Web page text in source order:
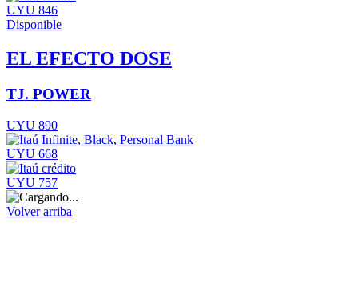
UYU 846
Disponible
EL EFECTO DOSE
TJ. POWER
UYU 890
UYU 668
UYU 757
Volver arriba